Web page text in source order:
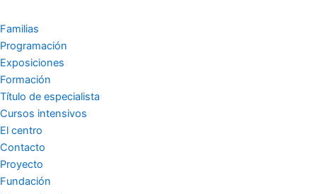
n
s
t
a
g
c
e
b
t
Familias
Programación
Exposiciones
Formación
Título de especialista
Cursos intensivos
El centro
Contacto
Proyecto
Fundación